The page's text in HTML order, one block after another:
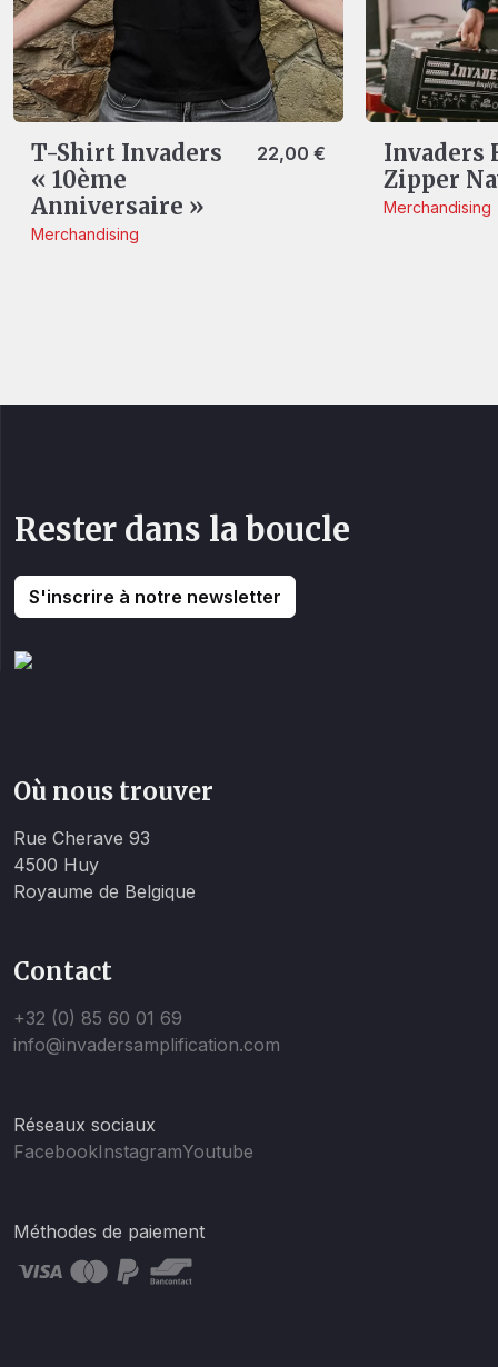
T-Shirt Invaders
« 10ème
Anniversaire »
Merchandising
22,00€
Invaders
Zipper
Merchandising
Rester dans la boucle
S'inscrire à notre newsletter
Où nous trouver
Rue Cherave 93
4500 Huy
Royaume de Belgique
Contact
+32 (0) 85 60 01 69
info@invadersamplification.com
Réseaux sociaux
FacebookInstagramYoutube
Méthodes de paiement